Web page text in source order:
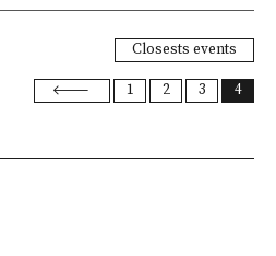
Closests events
1 2 3 4